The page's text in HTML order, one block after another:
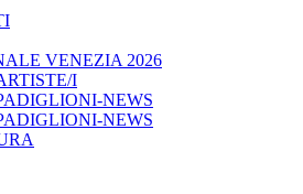
VENEZIA 2026
I
NEWS
NEWS